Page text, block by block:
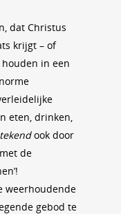
dat Christus
krijgt – of
in een
eten, drinken,
ook door
de
weerhoudende
gebod te